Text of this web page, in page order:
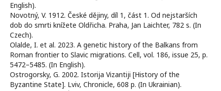
English).
Novotný, V. 1912. České dějiny, díl 1, část 1. Od nejstarších
dob do smrti knížete Oldřicha. Praha, Jan Laichter, 782 s. (In
Czech).
Olalde, I. et al. 2023. A genetic history of the Balkans from
Roman frontier to Slavic migrations. Cell, vol. 186, issue 25, p.
5472–5485. (In English).
Ostrogorsky, G. 2002. Istorija Vizantiji [History of the
Byzantine State]. Lviv, Chronicle, 608 p. (In Ukrainian).